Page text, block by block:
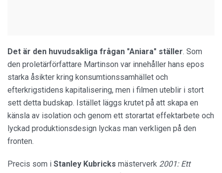
Det är den huvudsakliga frågan "Aniara" ställer. Som
den proletärförfattare Martinson var innehåller hans epos
starka åsikter kring konsumtionssamhället och
efterkrigstidens kapitalisering, men i filmen uteblir i stort
sett detta budskap. Istället läggs krutet på att skapa en
känsla av isolation och genom ett storartat effektarbete och
lyckad produktionsdesign lyckas man verkligen på den
fronten.
Precis som i Stanley Kubricks mästerverk 2001: Ett